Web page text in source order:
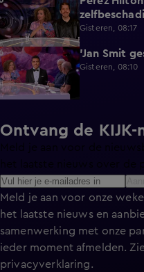
Gisteren, 08:17
1:42 'Jan Smit
Gisteren, 08:10
Ontvang de
Meld je aan voor onze
het laatste nieuws en
samenwerking met onze
ieder moment afmelden.
privacyverklaring.